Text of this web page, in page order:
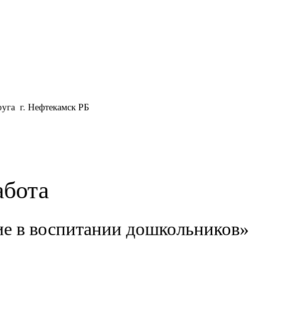
г. Нефтекамск РБ
в воспитании дошкольников»